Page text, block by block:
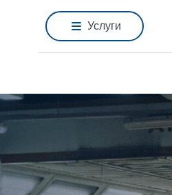
Услуги